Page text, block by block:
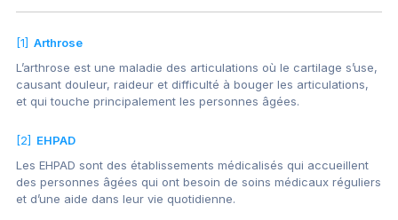
[1] Arthrose
L’arthrose est une maladie des articulations où le cartilage s’use,
causant douleur, raideur et difficulté à bouger les articulations,
et qui touche principalement les personnes âgées.
[2] EHPAD
Les EHPAD sont des établissements médicalisés qui accueillent
des personnes âgées qui ont besoin de soins médicaux réguliers
et d’une aide dans leur vie quotidienne.